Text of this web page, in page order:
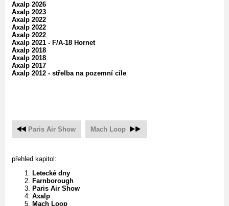
Axalp 2026
Axalp 2023
Axalp 2022
Axalp 2022
Axalp 2022
Axalp 2021 - F/A-18 Hornet
Axalp 2018
Axalp 2018
Axalp 2017
Axalp 2012 - střelba na pozemní cíle
Paris Air Show Mach Loop
přehled kapitol:
Letecké dny
Farnborough
Paris Air Show
Axalp
Mach Loop